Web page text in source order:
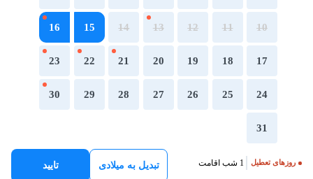
10
11
12
13
14
15
16
17
18
19
20
21
22
23
24
25
26
27
28
29
30
31
روزهای تعطیل 1 شب اقامت تبدیل به میلادی تایید